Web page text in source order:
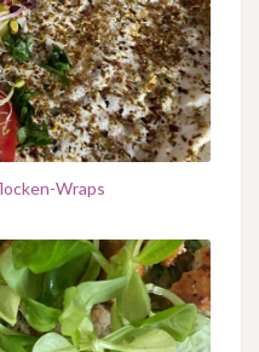
Wraps